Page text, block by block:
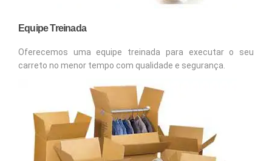
Equipe Treinada
Oferecemos uma equipe treinada para executar o seu
carreto no menor tempo com qualidade e segurança.